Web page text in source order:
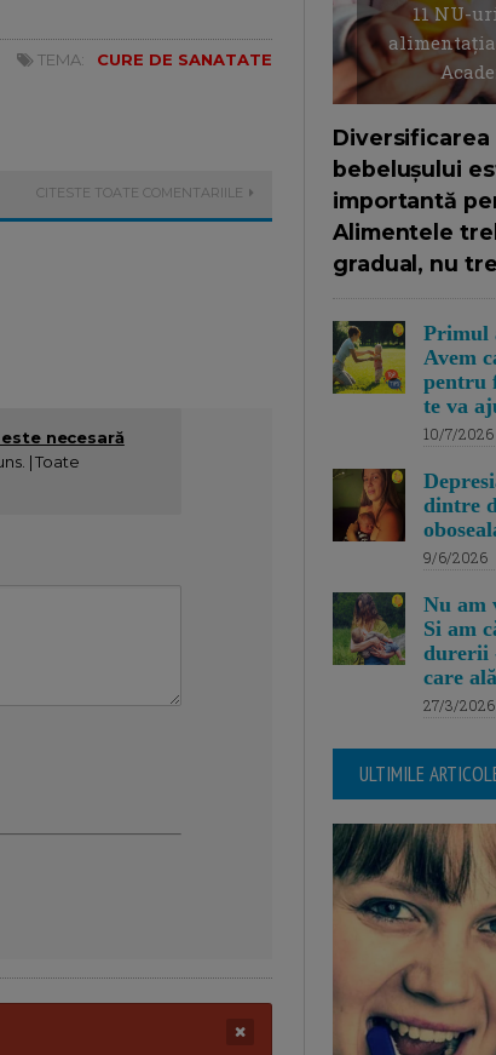
TEMA: CURE DE SANATATE
CITESTE TOATE COMENTARIILE
necesară
| Toate
11 NU-
bebelușului
importantă
Alimentele
gradual, nu
Primul
Avem
pentru
te va
10/7/2026
dintre
9/6/2026
Nu am
Si am
durerii
care
27/3/2026
ULTIMILE